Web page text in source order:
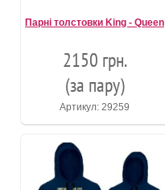
Парні толстовки King - Queen
2150 грн.
(за пару)
Артикул: 29259